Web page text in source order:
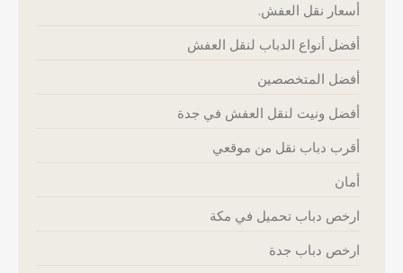
أسعار نقل العفش.
أفضل أنواع الدباب لنقل العفش
أفضل المتخصصين
أفضل ونيت لنقل العفش في جدة
أقرب دباب نقل من موقعي
أمان
ارخص دباب تحميل في مكة
ارخص دباب جدة